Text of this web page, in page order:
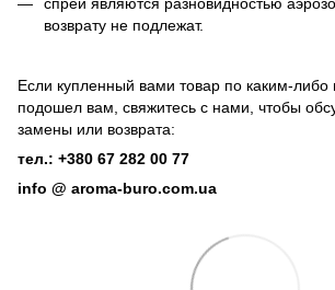
возврату не подлежат.
Если купленный вами товар по каким-
подошел вам, свяжитесь с нами, чтобы
замены или возврата:
тел.: +380 67 282 00 77
info @ aroma-buro.com.ua